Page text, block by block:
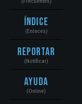
Índice
(Enlaces)
Reportar
(Notificar)
Ayuda
(Online)